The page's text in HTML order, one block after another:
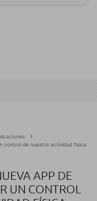
control de nuestra actividad física
APP DE
UN CONTROL